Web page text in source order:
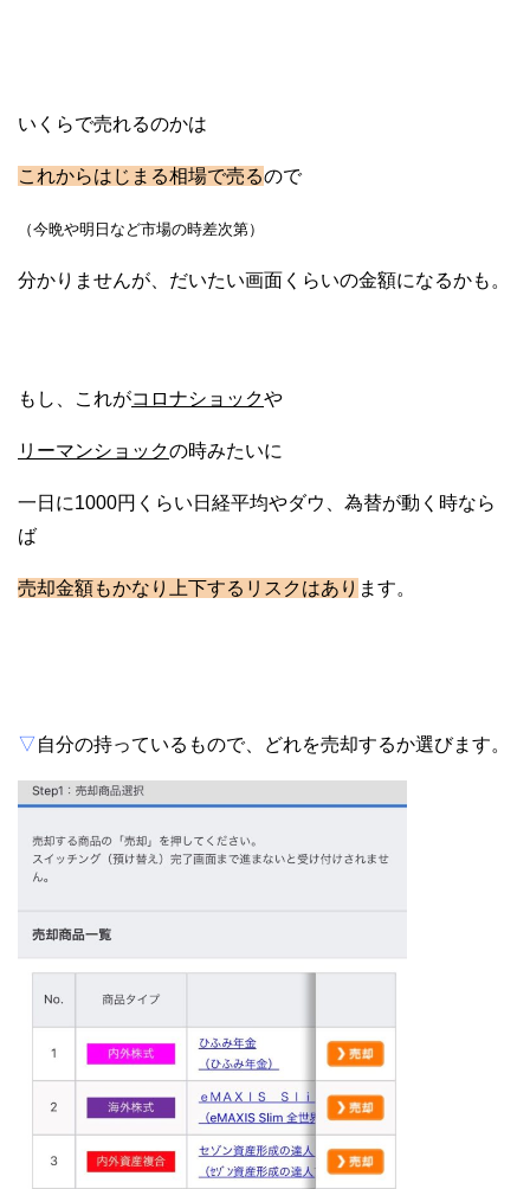
いくらで売れるのかは
これからはじまる相場で売るので
（今晩や明日など市場の時差次第）
分かりませんが、だいたい画面くらいの金額になるかも。
もし、これがコロナショックや
リーマンショックの時みたいに
一日に1000円くらい日経平均やダウ、為替が動く時なら
ば
売却金額もかなり上下するリスクはあり ます。
▽自分の持っているもので、どれを売却するか選びます。